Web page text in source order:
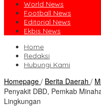
World News
Football News
Editorial News
Ekbis News
Home
Redaksi
Hubungi Kami
Homepage / Berita Daerah /
Penyakit DBD, Pemkab
Lingkungan